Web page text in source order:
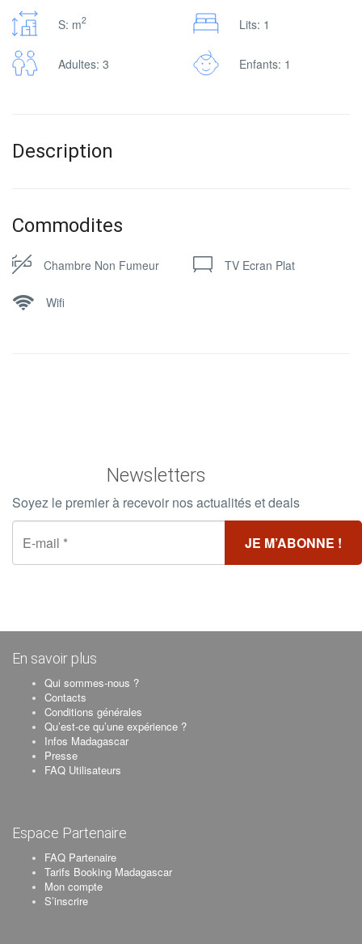
S: m2 Lits: 1
Adultes: 3 Enfants: 1
Description
Commodites
Chambre Non Fumeur TV Ecran Plat
Wifi
Newsletters
Soyez le premier à recevoir nos actualités et deals
En savoir plus
Qui sommes-nous ?
Contacts
Conditions générales
Qu’est-ce qu’une expérience ?
Infos Madagascar
Presse
FAQ Utilisateurs
Espace Partenaire
FAQ Partenaire
Tarifs Booking Madagascar
Mon compte
S’inscrire